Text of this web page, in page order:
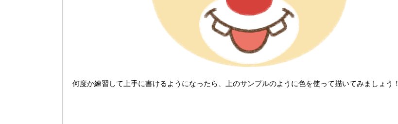
何度か練習して上手に書けるようになったら、上のサンプルのように色を使って描いてみましょう！